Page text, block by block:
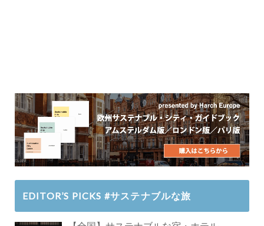
EDITOR’S PICKS #サステナブルな旅